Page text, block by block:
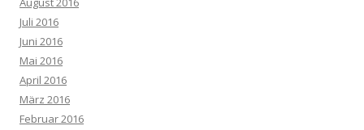
Juli 2016
Juni 2016
Mai 2016
April 2016
März 2016
Februar 2016